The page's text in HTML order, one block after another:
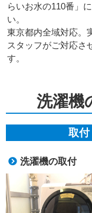
らいお水の110番」
い。
東京都内全域対応。
スタッフがご対応さ
す。
洗濯機
取付
洗濯機の取付